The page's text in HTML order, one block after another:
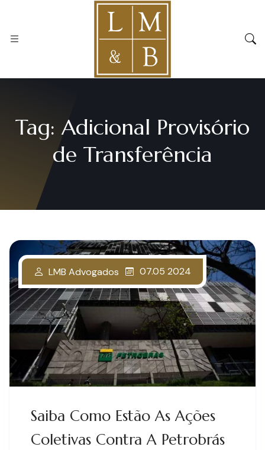
Tag:Adicional Provisório
de Transferência
Saiba Como Estão As Ações
Coletivas Contra A Petrobrás
LMB Advogados 07.05 2024